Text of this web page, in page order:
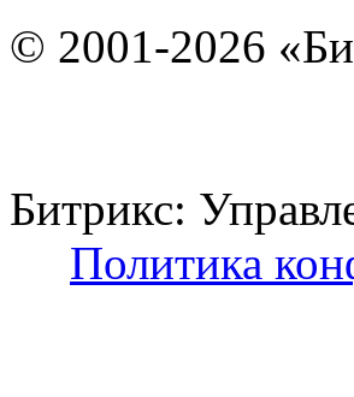
© 2001-2026
Битрикс:
Политика